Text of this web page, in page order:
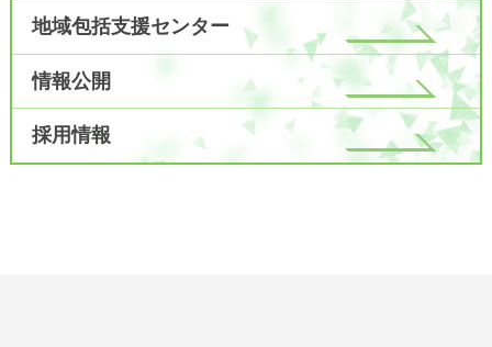
地域包括支援センター
情報公開
採用情報